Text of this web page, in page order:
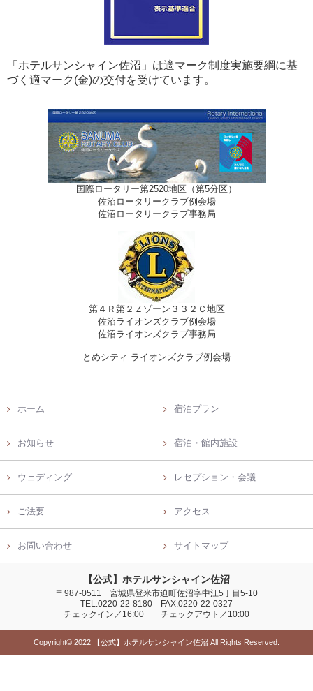
「ホテルサンシャイン佐沼」は適マーク制度実施要綱に基
づく適マーク(金)の交付を受けています。
国際ロータリー第2520地区（第5分区）
佐沼ロータリークラブ例会場
佐沼ロータリークラブ事務局
第４Ｒ第２Ｚゾーン３３２Ｃ地区
佐沼ライオンズクラブ例会場
佐沼ライオンズクラブ事務局
とめシティ ライオンズクラブ例会場
ホーム 宿泊プラン
お知らせ 宿泊・館内施設
ウェディング レセプション・会議
ご法要 アクセス
お問い合わせ サイトマップ
【公式】ホテルサンシャイン佐沼
〒987-0511 宮城県登米市迫町佐沼字中江5丁目5-10
TEL:0220-22-8180 FAX:0220-22-0327
チェックイン／16:00 チェックアウト／10:00
Copyright© 2022 【公式】ホテルサンシャイン佐沼 All Rights Reserved.